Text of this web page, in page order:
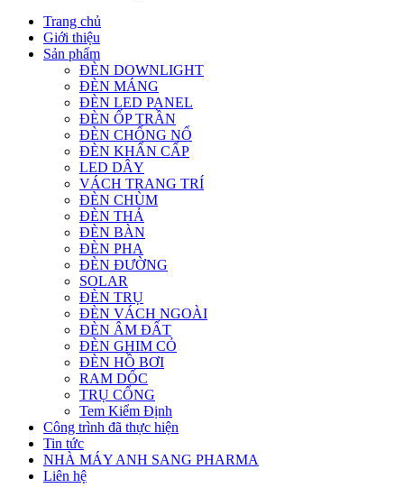
Trang chủ
Giới thiệu
Sản phẩm
ĐÈN DOWNLIGHT
ĐÈN MÁNG
ĐÈN LED PANEL
ĐÈN ỐP TRẦN
ĐÈN CHỐNG NỔ
ĐÈN KHẨN CẤP
LED DÂY
VÁCH TRANG TRÍ
ĐÈN CHÙM
ĐÈN THẢ
ĐÈN BÀN
ĐÈN PHA
ĐÈN ĐƯỜNG
SOLAR
ĐÈN TRỤ
ĐÈN VÁCH NGOÀI
ĐÈN ÂM ĐẤT
ĐÈN GHIM CỎ
ĐÈN HỒ BƠI
RAM DỐC
TRỤ CỔNG
Tem Kiểm Định
Công trình đã thực hiện
Tin tức
NHÀ MÁY ANH SANG PHARMA
Liên hệ